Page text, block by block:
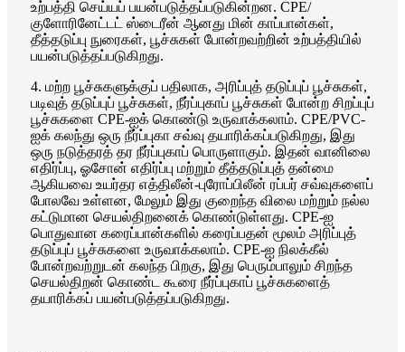
உற்பத்தி செய்யப் பயன்படுத்தப்படுகின்றன. CPE/
குளோரினேட்டட் ஸ்டைரீன் ஆனது மின் காப்பான்கள்,
தீத்தடுப்பு நுரைகள், பூச்சுகள் போன்றவற்றின் உற்பத்தியில்
பயன்படுத்தப்படுகிறது.
4. மற்ற பூச்சுகளுக்குப் பதிலாக, அரிப்புத் தடுப்புப் பூச்சுகள்,
படிவுத் தடுப்புப் பூச்சுகள், நீர்ப்புகாப் பூச்சுகள் போன்ற சிறப்புப்
பூச்சுகளை CPE-ஐக் கொண்டு உருவாக்கலாம். CPE/PVC-
ஐக் கலந்து ஒரு நீர்ப்புகா சவ்வு தயாரிக்கப்படுகிறது, இது
ஒரு நடுத்தரத் தர நீர்ப்புகாப் பொருளாகும். இதன் வானிலை
எதிர்ப்பு, ஓசோன் எதிர்ப்பு மற்றும் தீத்தடுப்புத் தன்மை
ஆகியவை உயர்தர எத்திலீன்-புரோப்பிலீன் ரப்பர் சவ்வுகளைப்
போலவே உள்ளன, மேலும் இது குறைந்த விலை மற்றும் நல்ல
கட்டுமான செயல்திறனைக் கொண்டுள்ளது. CPE-ஐ
பொதுவான கரைப்பான்களில் கரைப்பதன் மூலம் அரிப்புத்
தடுப்புப் பூச்சுகளை உருவாக்கலாம். CPE-ஐ நிலக்கீல்
போன்றவற்றுடன் கலந்த பிறகு, இது பெரும்பாலும் சிறந்த
செயல்திறன் கொண்ட கூரை நீர்ப்புகாப் பூச்சுகளைத்
தயாரிக்கப் பயன்படுத்தப்படுகிறது.